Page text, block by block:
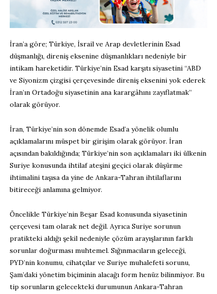
İran’a göre; Türkiye, İsrail ve Arap devletlerinin Esad
düşmanlığı, direniş eksenine düşmanlıkları nedeniyle bir
intikam hareketidir. Türkiye’nin Esad karşıtı siyasetini “ABD
ve Siyonizm çizgisi çerçevesinde direniş eksenini yok ederek
İran’ın Ortadoğu siyasetinin ana karargâhını zayıflatmak”
olarak görüyor.
İran, Türkiye’nin son dönemde Esad’a yönelik olumlu
açıklamalarını müspet bir girişim olarak görüyor. İran
açısından bakıldığında; Türkiye’nin son açıklamaları iki ülkenin
Suriye konusunda ihtilaf ateşini geçici olarak düşürme
ihtimalini taşısa da yine de Ankara-Tahran ihtilaflarını
bitireceği anlamına gelmiyor.
Öncelikle Türkiye’nin Beşar Esad konusunda siyasetinin
çerçevesi tam olarak net değil. Ayrıca Suriye sorunun
pratikteki aldığı şekil nedeniyle çözüm arayışlarının farklı
sorunlar doğurması muhtemel. Sığınmacıların geleceği,
PYD’nin konumu, cihatçılar ve Suriye muhalefeti sorunu,
Şam’daki yönetim biçiminin alacağı form henüz bilinmiyor. Bu
tip sorunların gelecekteki durumunun Ankara-Tahran